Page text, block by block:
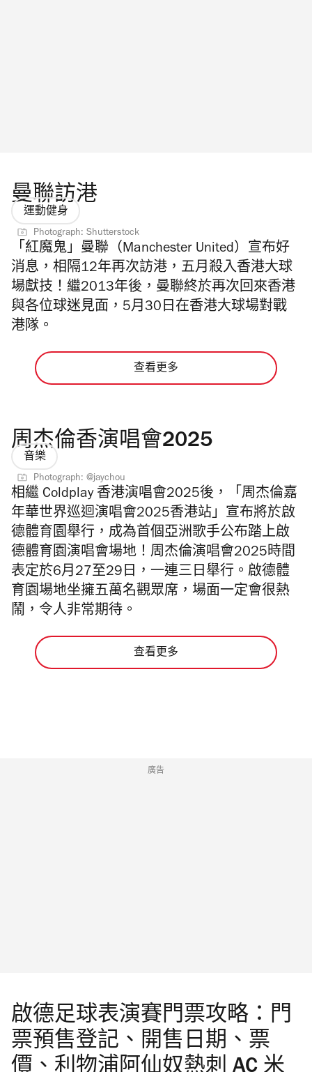
曼聯訪港
運動健身
Photograph: Shutterstock
「紅魔鬼」曼聯（Manchester United）宣布好
消息，相隔12年再次訪港，五月殺入香港大球
場獻技！繼2013年後，曼聯終於再次回來香港
與各位球迷見面，5月30日在香港大球場對戰
港隊。
查看更多
周杰倫香演唱會2025
音樂
Photograph: @jaychou
相繼 Coldplay 香港演唱會2025後，「周杰倫嘉
年華世界巡迴演唱會2025香港站」宣布將於啟
德體育園舉行，成為首個亞洲歌手公布踏上啟
德體育園演唱會場地！ 周杰倫演唱會2025時間
表定於6⽉27至29⽇，一連三日舉行。 啟德體
育園場地坐擁五萬名觀眾席，場面一定會很熱
鬧，令人非常期待。
查看更多
廣告
啟德足球表演賽門票攻略：門
票預售登記、開售日期、票